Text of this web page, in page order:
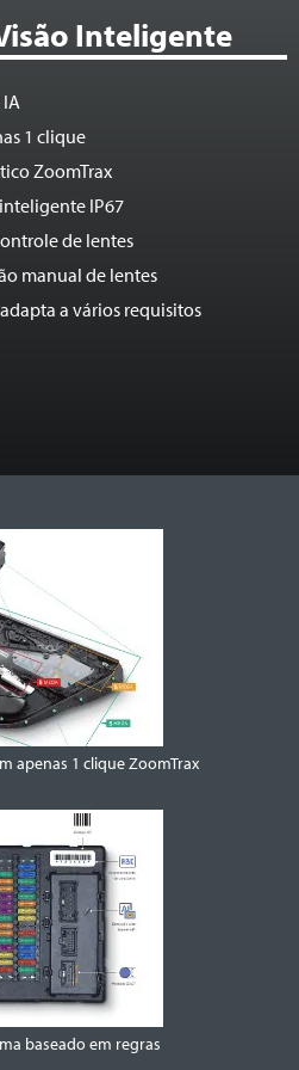
Inteligente
IA
1 clique
ZoomTrax
IP67
de lentes
manual de lentes
a vários requisitos
apenas 1 clique ZoomTrax
baseado em regras